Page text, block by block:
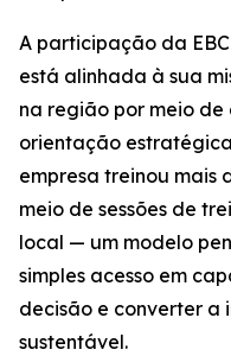
A participação da
está alinhada à sua
na região por meio
orientação
empresa treinou mais
meio de sessões de
local — um modelo
simples acesso em
decisão e converter a
sustentável.